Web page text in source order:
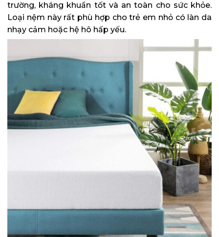
trường, kháng khuẩn tốt và an toàn cho sức khỏe.
Loại nệm này rất phù hợp cho trẻ em nhỏ có làn da
nhạy cảm hoặc hệ hô hấp yếu.